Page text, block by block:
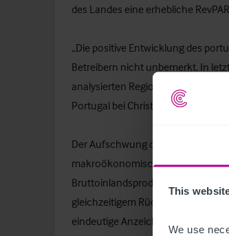
This
We use
des Landes eine erhebliche
„Die positive Entwicklung des
Betreibern nicht unbemerkt. In
analysierten Regionen feststellen
Portugal bei Christie & Co.
Der Aufschwung des
makroökonomischen Indikatoren
Bruttoinlandsprodukt bereits 2015
gleichzeitigem Rückgang der
eindeutige Anzeichen einer